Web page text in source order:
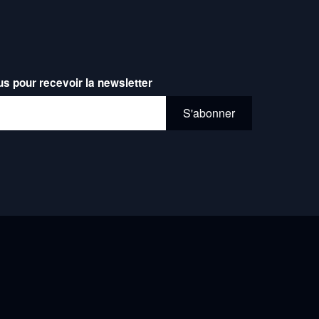
pour recevoir la newsletter